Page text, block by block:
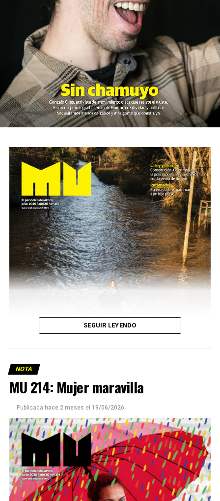
Este número 215 de MU ☝️viene con doble tapa, que
podría ser una frase:
Sin chamuyo, a remarla.
SEGUIR LEYENDO
NOTA
MU 214: Mujer maravilla
Publicada hace 2 meses el 19/06/2026